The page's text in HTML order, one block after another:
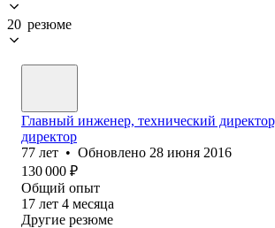
20 резюме
Главный инженер, технический
директор
77 лет • Обновлено 28 июня 2016
130 000 ₽
Общий опыт
17 лет 4 месяца
Другие резюме